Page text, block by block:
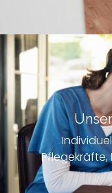
Pflegekräfte,